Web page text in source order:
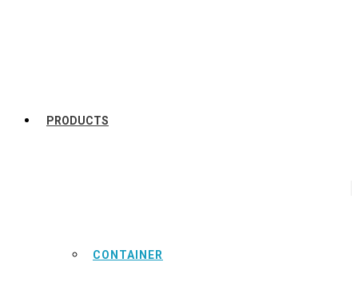
PRODUCTS
CONTAINER